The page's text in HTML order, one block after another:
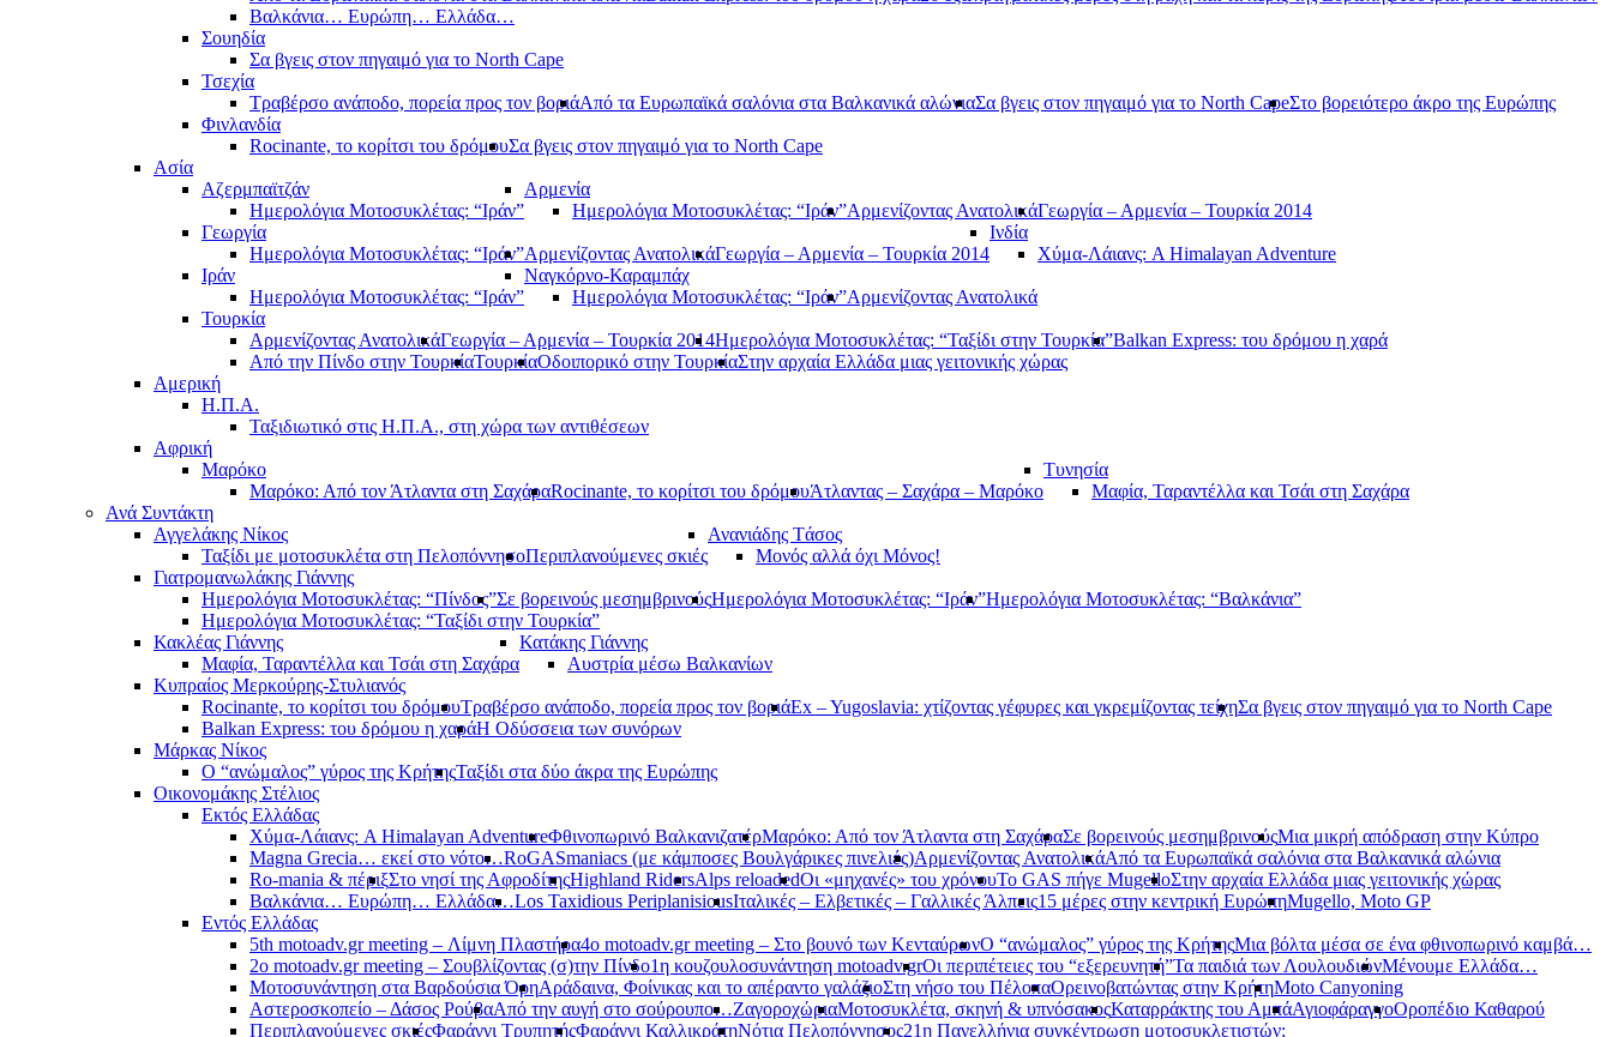
Βαλκάνια… Ευρώπη… Ελλάδα…
Σουηδία
Σα βγεις στον πηγαιμό για το North Cape
Τσεχία
Τραβέρσο ανάποδο, πορεία προς τον βοριάΑπό τα Ευρωπαϊκά σαλόνια στα Βαλκανικά αλώνιαΣα βγεις στον πηγαιμό για το North CapeΣτο βορειότερο άκρο της Ευρώπης
Φινλανδία
Rocinante, το κορίτσι του δρόμουΣα βγεις στον πηγαιμό για το North Cape
Ασία
Αζερμπαϊτζάν
Ημερολόγια Μοτοσυκλέτας: “Ιράν”
Αρμενία
Ημερολόγια Μοτοσυκλέτας: “Ιράν”Αρμενίζοντας ΑνατολικάΓεωργία – Αρμενία – Τουρκία 2014
Γεωργία
Ημερολόγια Μοτοσυκλέτας: “Ιράν”Αρμενίζοντας ΑνατολικάΓεωργία – Αρμενία – Τουρκία 2014
Ινδία
Χύμα-Λάιανς: A Himalayan Adventure
Ιράν
Ημερολόγια Μοτοσυκλέτας: “Ιράν”
Ναγκόρνο-Καραμπάχ
Ημερολόγια Μοτοσυκλέτας: “Ιράν”Αρμενίζοντας Ανατολικά
Τουρκία
Αρμενίζοντας ΑνατολικάΓεωργία – Αρμενία – Τουρκία 2014Ημερολόγια Μοτοσυκλέτας: “Ταξίδι στην Τουρκία”Balkan Express: του δρόμου η χαρά
Από την Πίνδο στην ΤουρκίαΤουρκίαΟδοιπορικό στην ΤουρκίαΣτην αρχαία Ελλάδα μιας γειτονικής χώρας
Αμερική
Η.Π.Α.
Ταξιδιωτικό στις Η.Π.Α., στη χώρα των αντιθέσεων
Αφρική
Μαρόκο
Μαρόκο: Από τον Άτλαντα στη ΣαχάραRocinante, το κορίτσι του δρόμουΆτλαντας – Σαχάρα – Μαρόκο
Τυνησία
Μαφία, Ταραντέλλα και Τσάι στη Σαχάρα
Ανά Συντάκτη
Αγγελάκης Νίκος
Ταξίδι με μοτοσυκλέτα στη ΠελοπόννησοΠεριπλανούμενες σκιές
Ανανιάδης Tάσος
Μονός αλλά όχι Μόνος!
Γιατρομανωλάκης Γιάννης
Ημερολόγια Μοτοσυκλέτας: “Πίνδος”Σε βορεινούς μεσημβρινούςΗμερολόγια Μοτοσυκλέτας: “Ιράν”Ημερολόγια Μοτοσυκλέτας: “Βαλκάνια”
Ημερολόγια Μοτοσυκλέτας: “Ταξίδι στην Τουρκία”
Κακλέας Γιάννης
Μαφία, Ταραντέλλα και Τσάι στη Σαχάρα
Κατάκης Γιάννης
Αυστρία μέσω Βαλκανίων
Κυπραίος Μερκούρης-Στυλιανός
Rocinante, το κορίτσι του δρόμουΤραβέρσο ανάποδο, πορεία προς τον βοριάEx – Yugoslavia: χτίζοντας γέφυρες και γκρεμίζοντας τείχηΣα βγεις στον πηγαιμό για το North Cape
Balkan Express: του δρόμου η χαράΗ Οδύσσεια των συνόρων
Μάρκας Νίκος
Ο “ανώμαλος” γύρος της ΚρήτηςΤαξίδι στα δύο άκρα της Ευρώπης
Οικονομάκης Στέλιος
Εκτός Ελλάδας
Χύμα-Λάιανς: A Himalayan AdventureΦθινοπωρινό ΒαλκανιζατέρΜαρόκο: Από τον Άτλαντα στη ΣαχάραΣε βορεινούς μεσημβρινούςΜια μικρή απόδραση στην Κύπρο
Magna Grecia… εκεί στο νότο…RoGASmaniacs (με κάμποσες Βουλγάρικες πινελιές)Αρμενίζοντας ΑνατολικάΑπό τα Ευρωπαϊκά σαλόνια στα Βαλκανικά αλώνια
Ro-mania & πέριξΣτο νησί της ΑφροδίτηςHighland RidersAlps reloadedΟι «μηχανές» του χρόνουΤο GAS πήγε MugelloΣτην αρχαία Ελλάδα μιας γειτονικής χώρας
Βαλκάνια… Ευρώπη… Ελλάδα…Los Taxidious PeriplanisiousΙταλικές – Ελβετικές – Γαλλικές Άλπεις15 μέρες στην κεντρική ΕυρώπηMugello, Moto GP
Εντός Ελλάδας
5th motoadv.gr meeting – Λίμνη Πλαστήρα4ο motoadv.gr meeting – Στο βουνό των ΚενταύρωνΟ “ανώμαλος” γύρος της ΚρήτηςΜια βόλτα μέσα σε ένα φθινοπωρινό καμβά…
2ο motoadv.gr meeting – Σουβλίζοντας (σ)την Πίνδο1η κουζουλοσυνάντηση motoadv.grΟι περιπέτειες του “εξερευνητή”Τα παιδιά των ΛουλουδιώνΜένουμε Ελλάδα…
Μοτοσυνάντηση στα Βαρδούσια ΌρηΑράδαινα, Φοίνικας και το απέραντο γαλάζιοΣτη νήσο του ΠέλοπαΟρεινοβατώντας στην ΚρήτηMoto Canyoning
Αστεροσκοπείο – Δάσος ΡούβαΑπό την αυγή στο σούρουπο…ΖαγοροχώριαΜοτοσυκλέτα, σκηνή & υπνόσακοςΚαταρράκτης του ΑμπάΑγιοφάραγγοΟροπέδιο Καθαρού
Περιπλανούμενες σκιέςΦαράγγι ΤρυπητήςΦαράγγι ΚαλλικράτηΝότια Πελοπόννησος21η Πανελλήνια συγκέντρωση μοτοσυκλετιστών;